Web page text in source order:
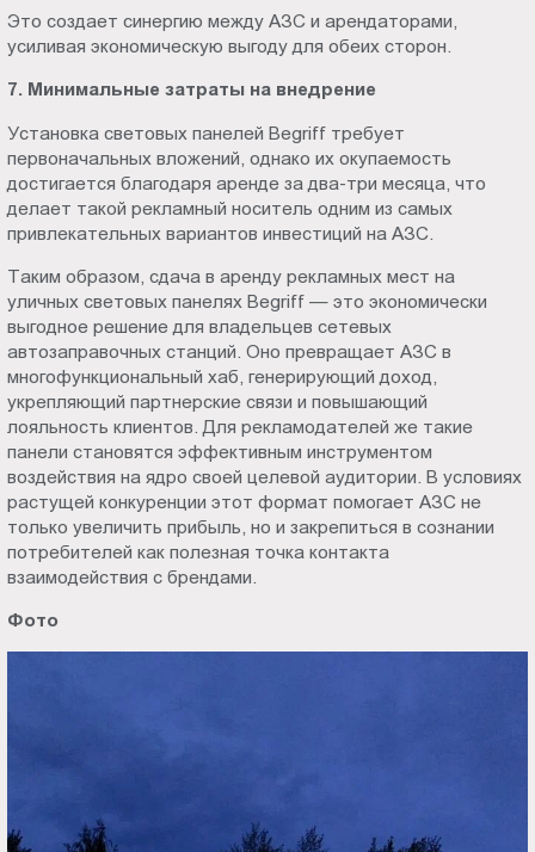
Это создает синергию между АЗС и арендаторами,
усиливая экономическую выгоду для обеих сторон.
7. Минимальные затраты на внедрение
Установка световых панелей Begriff требует
первоначальных вложений, однако их окупаемость
достигается благодаря аренде за два-три месяца, что
делает такой рекламный носитель одним из самых
привлекательных вариантов инвестиций на АЗС.
Таким образом, сдача в аренду рекламных мест на
уличных световых панелях Begriff — это экономически
выгодное решение для владельцев сетевых
автозаправочных станций. Оно превращает АЗС в
многофункциональный хаб, генерирующий доход,
укрепляющий партнерские связи и повышающий
лояльность клиентов. Для рекламодателей же такие
панели становятся эффективным инструментом
воздействия на ядро своей целевой аудитории. В условиях
растущей конкуренции этот формат помогает АЗС не
только увеличить прибыль, но и закрепиться в сознании
потребителей как полезная точка контакта
взаимодействия с брендами.
Фото